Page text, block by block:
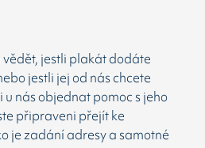
jestli plakát dodáte
jestli jej od nás chcete
u nás objednat pomoc s jeho
připraveni přejít ke
je zadání adresy a samotné